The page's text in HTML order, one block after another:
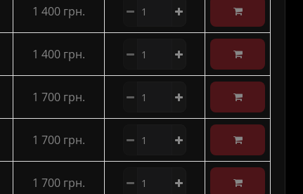
1 400 грн.
1 400 грн.
1 700 грн.
1 700 грн.
1 700 грн.